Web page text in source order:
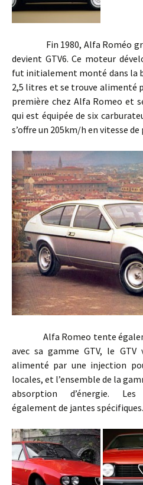
Fin 1980, Alfa Roméo
devient GTV6. Ce moteur
fut initialement monté dans la
2,5 litres et se trouve alimenté
première chez Alfa Romeo et
qui est équipée de six
s’offre un 205km/h en vitesse
Alfa Romeo tente
avec sa gamme GTV, le
alimenté par une injection
locales, et l’ensemble de la
absorption d’énergie.
également de jantes spécifiques.